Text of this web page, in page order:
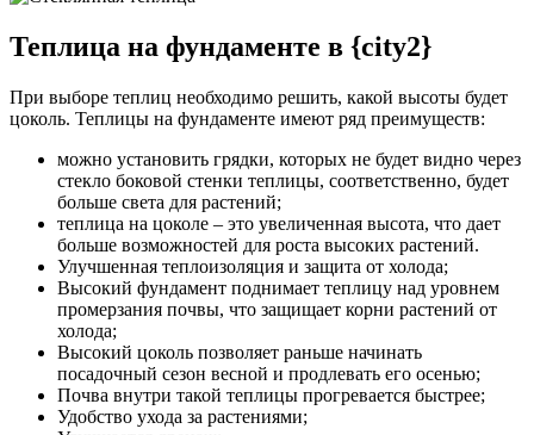
Теплица на фундаменте в {city2}
При выборе теплиц необходимо решить, какой высоты будет
цоколь. Теплицы на фундаменте имеют ряд преимуществ:
можно установить грядки, которых не будет видно через
стекло боковой стенки теплицы, соответственно, будет
больше света для растений;
теплица на цоколе – это увеличенная высота, что дает
больше возможностей для роста высоких растений.
Улучшенная теплоизоляция и защита от холода;
Высокий фундамент поднимает теплицу над уровнем
промерзания почвы, что защищает корни растений от
холода;
Высокий цоколь позволяет раньше начинать
посадочный сезон весной и продлевать его осенью;
Почва внутри такой теплицы прогревается быстрее;
Удобство ухода за растениями;